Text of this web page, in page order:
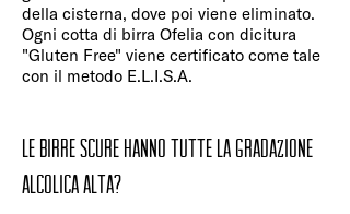
della cisterna, dove poi viene eliminato.
Ogni cotta di birra Ofelia con dicitura
"Gluten Free" viene certificato come tale
con il metodo E.L.I.S.A.
Le birre scure hanno tutte la gradazione
alcolica alta?